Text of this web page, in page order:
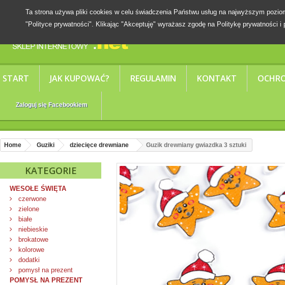
START JAK KUPOWAĆ? REGULAMIN KONTAKT
Zaloguj się Facebookiem
Ta strona używa pliki cookies w celu świadczenia Państwu usług na najwyższym
"Polityce prywatności". Klikając "Akceptuję" wyrażasz zgodę na Politykę prywatności i
Home Guziki dziecięce drewniane Guzik drewniany gwiazdka 3 sztuki
KATEGORIE
WESOŁE ŚWIĘTA
czerwone
zielone
białe
niebieskie
brokatowe
kolorowe
dodatki
pomysł na prezent
POMYSŁ NA PREZENT